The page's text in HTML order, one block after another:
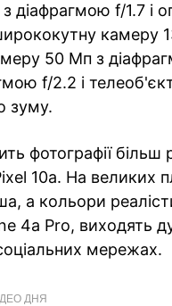
діафрагмою f/1.7 і
камеру
50 Мп з
f/2.2 і
зуму.
фотографії більш
10a. На великих
а кольори
4a Pro, виходять
мережах.
ДНЯ